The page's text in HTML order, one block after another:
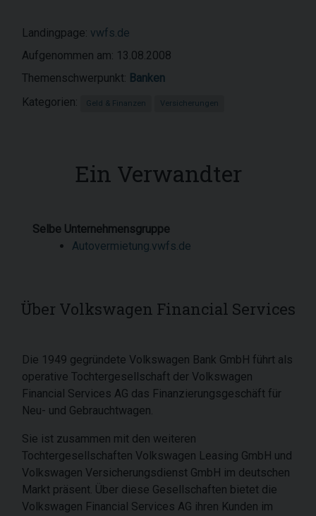
Landingpage: vwfs.de
Aufgenommen am: 13.08.2008
Themenschwerpunkt: Banken
Kategorien:
Geld & Finanzen Versicherungen
Ein Verwandter
Selbe Unternehmensgruppe
Autovermietung.vwfs.de
Über Volkswagen Financial Services
Die 1949 gegründete Volkswagen Bank GmbH führt als
operative Tochtergesellschaft der Volkswagen
Financial Services AG das Finanzierungsgeschäft für
Neu- und Gebrauchtwagen.
Sie ist zusammen mit den weiteren
Tochtergesellschaften Volkswagen Leasing GmbH und
Volkswagen Versicherungsdienst GmbH im deutschen
Markt präsent. Über diese Gesellschaften bietet die
Volkswagen Financial Services AG ihren Kunden im